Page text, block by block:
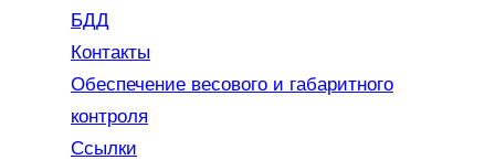
БДД
Контакты
Обеспечение весового и габаритного
контроля
Ссылки